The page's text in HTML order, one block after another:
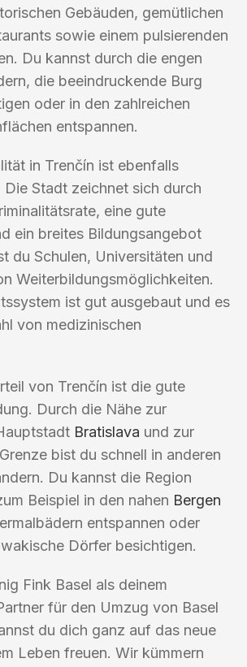
Gebäuden, gemütlichen
sowie einem pulsierenden
Du kannst durch die engen
die beeindruckende Burg
oder in den zahlreichen
entspannen.
in Trenčín ist ebenfalls
Die Stadt zeichnet sich durch
eine gute
ein breites Bildungsangebot
du Schulen, Universitäten und
Weiterbildungsmöglichkeiten.
ist gut ausgebaut und es
von medizinischen
von Trenčín ist die gute
Durch die Nähe zur
Bratislava und zur
bist du schnell in anderen
Du kannst die Region
Beispiel in den nahen Bergen
entspannen oder
Dörfer besichtigen.
Fink Basel als deinem
für den Umzug von Basel
du dich ganz auf das neue
Leben freuen. Wir kümmern